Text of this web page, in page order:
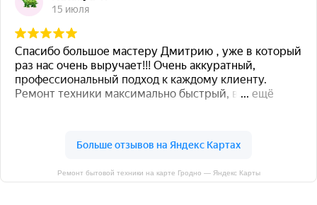
Ремонт бытовой техники на карте Гродно — Яндекс Карты